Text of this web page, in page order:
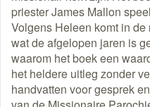
priester James Mallon
Volgens Heleen komt in
wat de afgelopen jaren is
waarom het boek een
het heldere uitleg zonder
handvatten voor gesprek